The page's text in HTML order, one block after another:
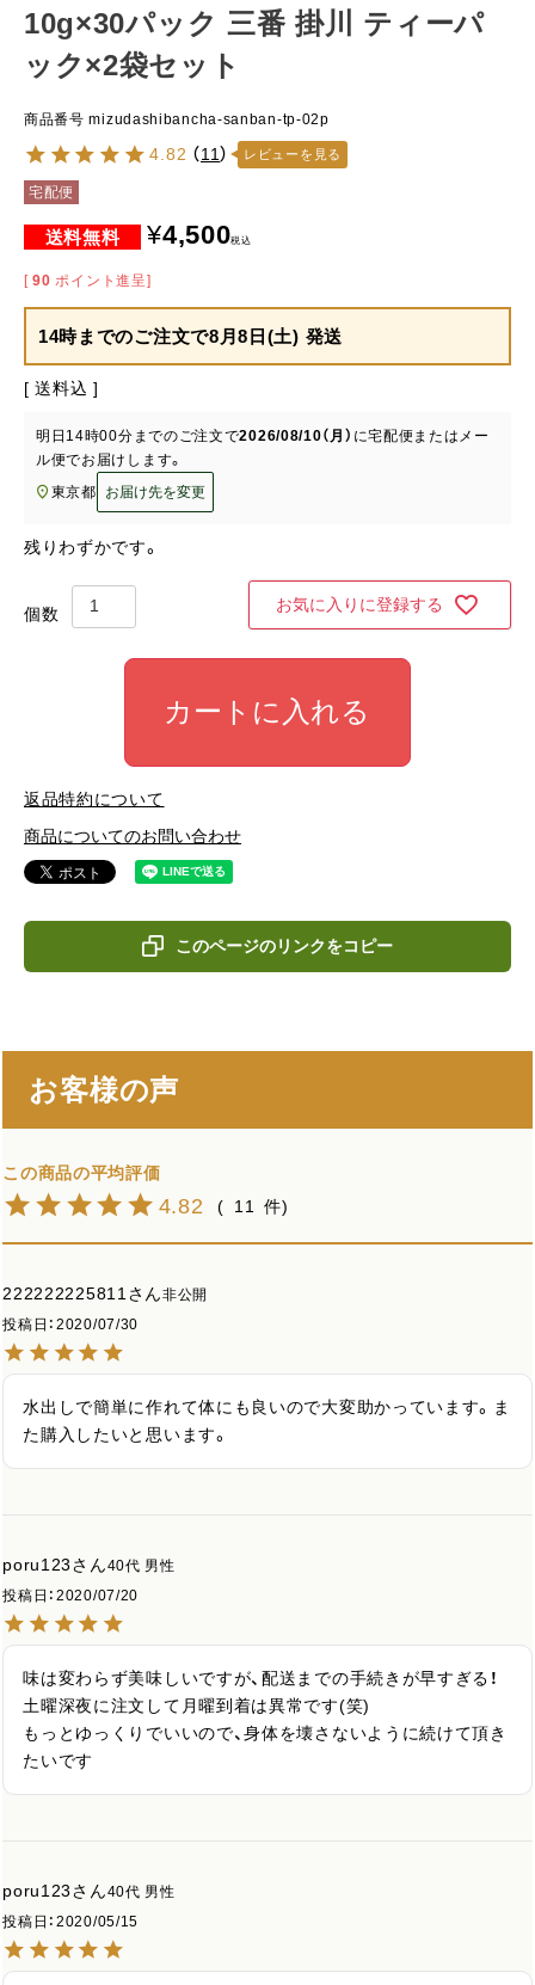
10g×30パック 三番 掛川 ティーパ
ック×2袋セット
商品番号 mizudashibancha-sanban-tp-02p
4.82 （11 ） レビューを見る
宅配便
¥4,500税込
[ 90 ポイント進呈]
14時までのご注文で8月8日(土) 発送
送料込
明日 14時00分 までのご注文で2026/08/10（月） に宅配便またはメー
ル便でお届けします。
東京都
お届け先を変更
残りわずかです。
お気に入りに登録する
カートに入れる
返品特約について
商品についてのお問い合わせ
このページのリンクをコピー
お客様の声
4.82 11
222222225811
非公開
投稿日
2020/07/30
水出しで簡単に作れて体にも良いので大変助かっています。ま
た購入したいと思います。
poru123 40代 男性
投稿日
2020/07/20
味は変わらず美味しいですが、配送までの手続きが早すぎる！
土曜深夜に注文して月曜到着は異常です(笑)
もっとゆっくりでいいので、身体を壊さないように続けて頂き
たいです
poru123 40代 男性
投稿日
2020/05/15